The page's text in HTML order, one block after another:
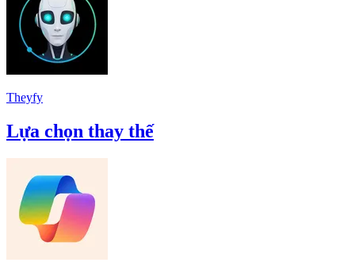
Theyfy
Lựa chọn thay thế